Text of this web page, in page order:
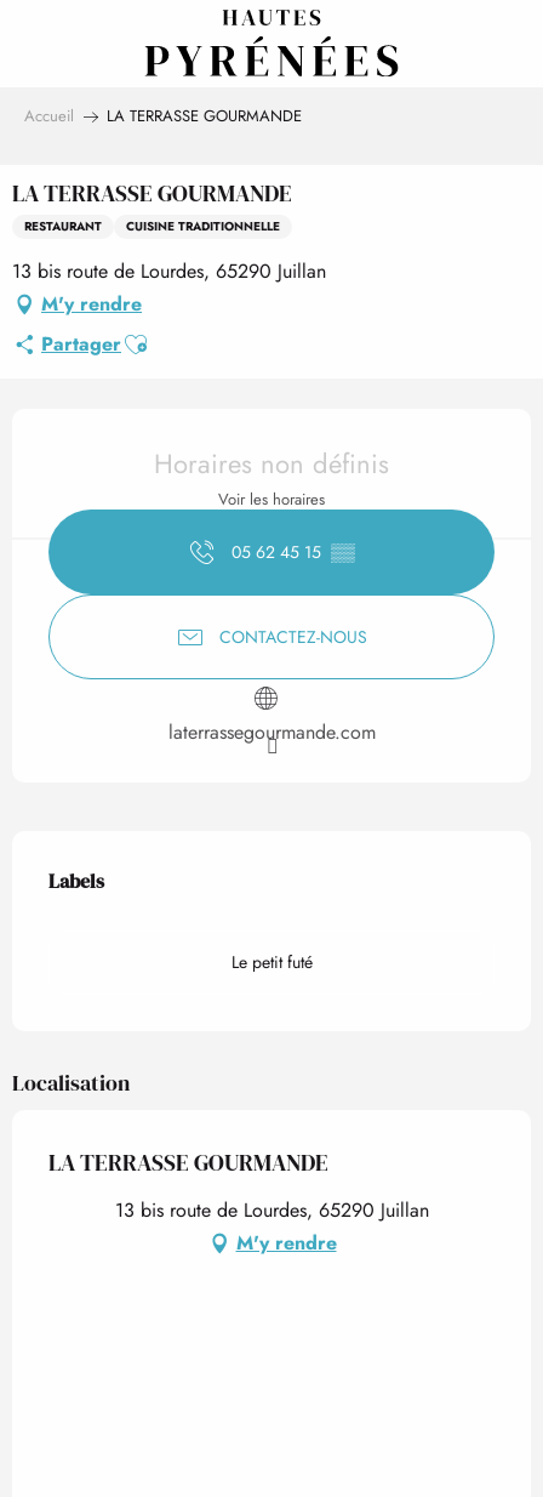
Accueil LA TERRASSE GOURMANDE
LA TERRASSE GOURMANDE
RESTAURANT CUISINE TRADITIONNELLE
13 bis route de Lourdes, 65290 Juillan
M'y rendre
PartagerAjouter aux favoris
Ouverture et coordonnées
Horaires non définis
Voir les horaires
05 62 45 15 ▒▒
CONTACTEZ-NOUS
laterrassegourmande.com
Offres de prestations
Labels
Labels
Le petit futé
Localisation
LA TERRASSE GOURMANDE
13 bis route de Lourdes, 65290 Juillan
M'y rendre